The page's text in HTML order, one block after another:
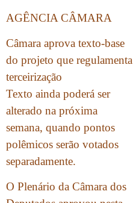
AGÊNCIA CÂMARA
Câmara aprova texto-base
do projeto que regulamenta
terceirização
Texto ainda poderá ser
alterado na próxima
semana, quando pontos
polêmicos serão votados
separadamente.
O Plenário da Câmara dos